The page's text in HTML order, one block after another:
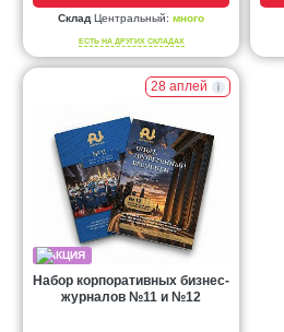
СкладЦентральный: много
ЕСТЬ НА ДРУГИХ СКЛАДАХ
28 аплей
Набор корпоративных бизнес-
журналов №11 и №12